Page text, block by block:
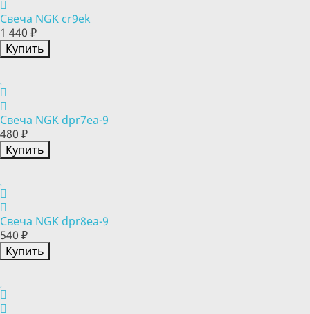
Свеча NGK cr9ek
1 440 ₽
Купить
Свеча NGK dpr7ea-9
480 ₽
Купить
Свеча NGK dpr8ea-9
540 ₽
Купить